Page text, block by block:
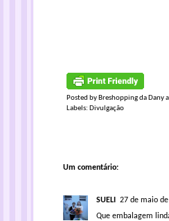
Posted by Breshopping da Dany
Labels: Divulgação
Um comentário:
SUELI
27 de maio
Que embalagem